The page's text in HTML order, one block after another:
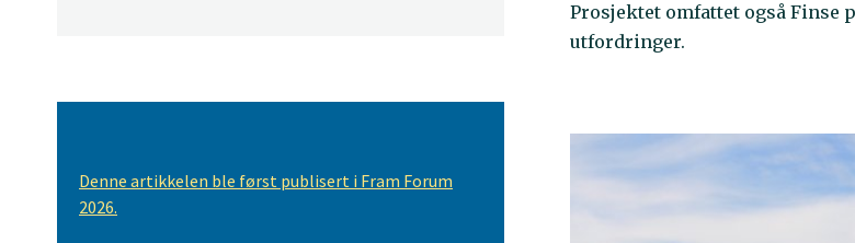
Prosjektet omfattet også Finse
utfordringer.
Denne artikkelen ble først publisert i Fram Forum
2026.